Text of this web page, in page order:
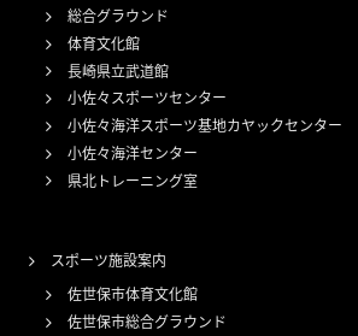
総合グラウンド
体育文化館
長崎県立武道館
小佐々スポーツセンター
小佐々海洋スポーツ基地カヤックセンター
小佐々海洋センター
県北トレーニング室
スポーツ施設案内
佐世保市体育文化館
佐世保市総合グラウンド